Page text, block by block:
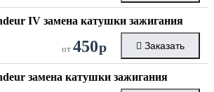
IV замена катушки зажигания
от 450р Заказать
замена катушки зажигания